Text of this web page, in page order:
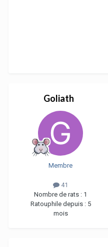
Goliath
Membre
41
Nombre de rats : 1
Ratouphile depuis : 5
mois